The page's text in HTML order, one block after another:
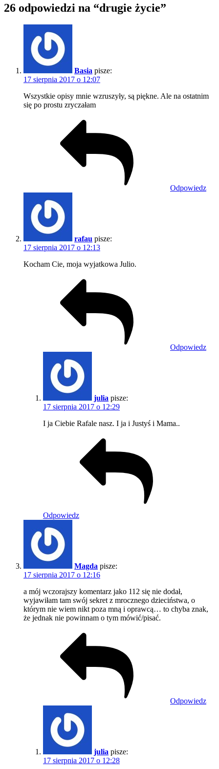
26 odpowiedzi na “drugie życie”
Basia pisze:
17 sierpnia 2017 o 12:07
Wszystkie opisy mnie wzruszyły, są piękne. Ale na ostatnim
się po prostu zryczałam
Odpowiedz
rafau pisze:
17 sierpnia 2017 o 12:13
Kocham Cie, moja wyjatkowa Julio.
Odpowiedz
julia pisze:
17 sierpnia 2017 o 12:29
I ja Ciebie Rafale nasz. I ja i Justyś i Mama..
Odpowiedz
Magda pisze:
17 sierpnia 2017 o 12:16
a mój wczorajszy komentarz jako 112 się nie dodał,
wyjawiłam tam swój sekret z mrocznego dzieciństwa, o
którym nie wiem nikt poza mną i oprawcą… to chyba znak,
że jednak nie powinnam o tym mówić/pisać.
Odpowiedz
julia pisze:
17 sierpnia 2017 o 12:28